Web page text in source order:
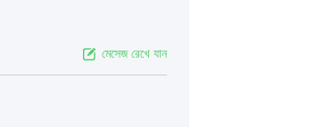
মেসেজ রেখে যান